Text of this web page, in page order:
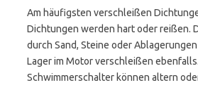
Am häufigsten verschleißen
Dichtungen werden hart oder reißen.
durch Sand, Steine oder
Lager im Motor verschleißen
Schwimmerschalter können altern